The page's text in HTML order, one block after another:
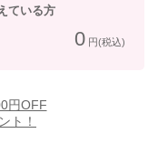
いる方
0 円(税込)
円OFF
ト！